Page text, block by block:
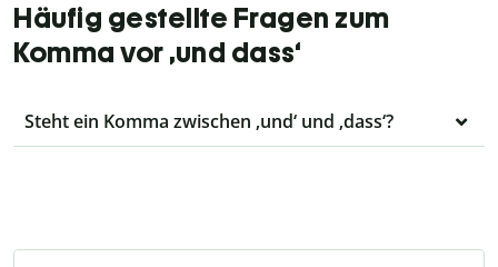
Häufig gestellte Fragen zum
Komma vor ‚und dass‘
Steht ein Komma zwischen ‚und‘ und ‚dass‘?